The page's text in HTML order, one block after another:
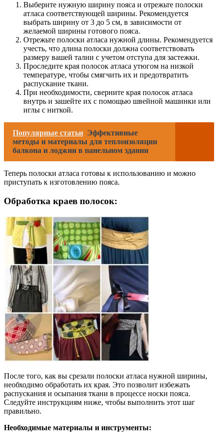
Выберите нужную ширину пояса и отрежьте полоски
атласа соответствующей ширины. Рекомендуется
выбрать ширину от 3 до 5 см, в зависимости от
желаемой ширины готового пояса.
Отрежьте полоски атласа нужной длины. Рекомендуется
учесть, что длина полоски должна соответствовать
размеру вашей талии с учетом отступа для застежки.
Проследите края полосок атласа утюгом на низкой
температуре, чтобы смягчить их и предотвратить
распускание ткани.
При необходимости, сверните края полосок атласа
внутрь и зашейте их с помощью швейной машинки или
иглы с ниткой.
Популярные статьи Эффективные
методы и материалы для теплоизоляции
балкона и лоджии в панельном здании
Теперь полоски атласа готовы к использованию и можно
приступать к изготовлению пояса.
Обработка краев полосок:
После того, как вы срезали полоски атласа нужной ширины,
необходимо обработать их края. Это позволит избежать
распускания и осыпания ткани в процессе носки пояса.
Следуйте инструкциям ниже, чтобы выполнить этот шаг
правильно.
Необходимые материалы и инструменты: